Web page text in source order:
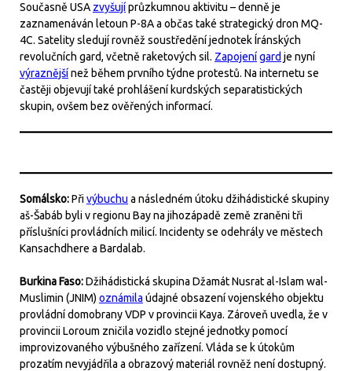
Současně USA zvyšujíprůzkumnou aktivitu – denně je
zaznamenáván letoun P-8A a občas také strategický dron MQ-
4C. Satelity sledují rovněž soustředění jednotek Íránských
revolučních gard, včetně raketových sil. Zapojenígard je nyní
výraznějšínež během prvního týdne protestů. Na internetu se
častěji objevují také prohlášení kurdských separatistických
skupin, ovšem bez ověřených informací.
Somálsko:Přivýbuchu a následném útoku džihádistické skupiny
aš-Šabáb byli v regionu Bay na jihozápadě země zraněni tři
příslušníci provládních milicí. Incidenty se odehrály ve městech
Kansachdhere a Bardalab.
Burkina Faso:Džihádistická skupina Džamát Nusrat al-Islam wal-
Muslimin (JNIM) oznámila údajné obsazení vojenského objektu
provládní domobrany VDP v provincii Kaya. Zároveň uvedla, že v
provincii Loroum zničila vozidlo stejné jednotky pomocí
improvizovaného výbušného zařízení. Vláda se k útokům
prozatím nevyjádřila a obrazový materiál rovněž není dostupný.